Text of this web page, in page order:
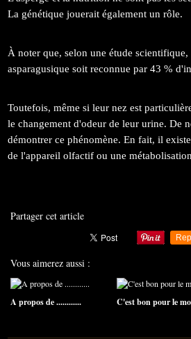
La génétique jouerait également un rôle.
À noter que, selon une étude
asparagusique soit reconnue par 43 %
Toutefois, même si leur nez est
le changement d'odeur de leur urine. De
démontrer ce phénomène. En fait, il
de l'appareil olfactif ou une
Partager cet article
Vous aimerez aussi :
A propos de ............
C'est bon pour le